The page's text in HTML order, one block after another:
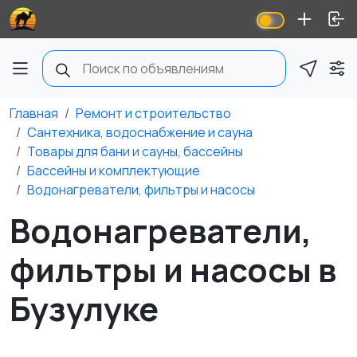
Главная
Ремонт и строительство
Сантехника, водоснабжение и сауна
Товары для бани и сауны, бассейны
Бассейны и комплектующие
Водонагреватели, фильтры и насосы
Водонагреватели,
фильтры и насосы в
Бузулуке